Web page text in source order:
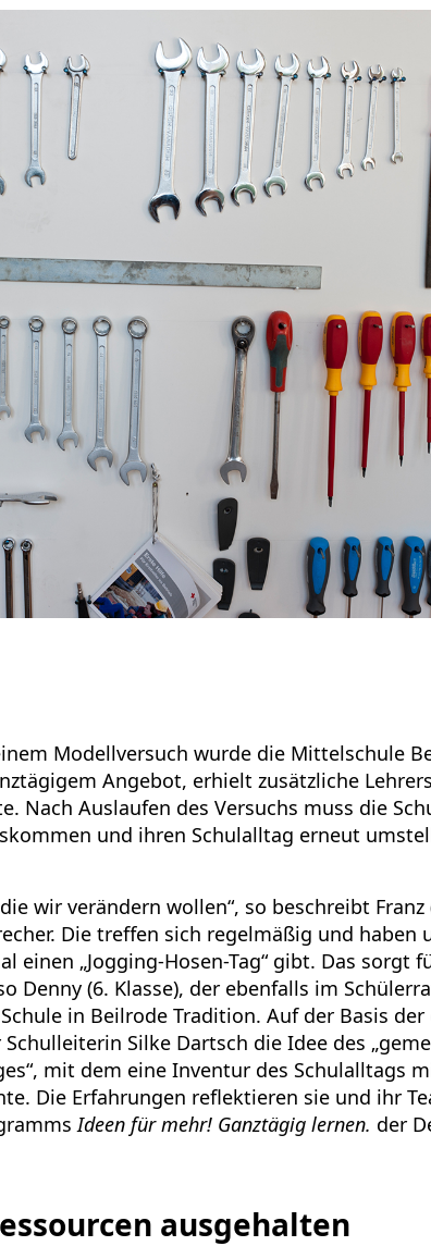
Modellversuch wurde die Mittelschule
Angebot, erhielt zusätzliche
Nach Auslaufen des Versuchs muss die
und ihren Schulalltag erneut
wir verändern wollen“, so beschreibt Franz
Die treffen sich regelmäßig und haben
einen „Jogging-Hosen-Tag“ gibt. Das sorgt
Denny (6. Klasse), der ebenfalls im
in Beilrode Tradition. Auf der Basis
Silke Dartsch die Idee des
mit dem eine Inventur des Schulalltags
Die Erfahrungen reflektieren sie und ihr
Ideen für mehr! Ganztägig lernen. der
ausgehalten